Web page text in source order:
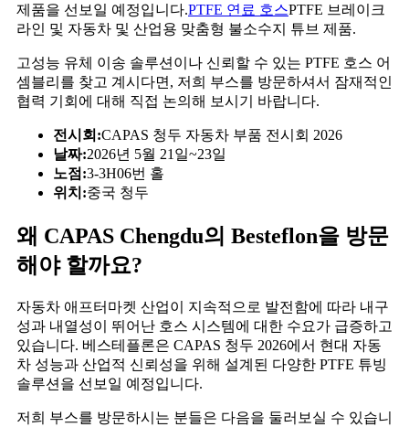
제품을 선보일 예정입니다.PTFE 연료 호스PTFE 브레이크
라인 및 자동차 및 산업용 맞춤형 불소수지 튜브 제품.
고성능 유체 이송 솔루션이나 신뢰할 수 있는 PTFE 호스 어
셈블리를 찾고 계시다면, 저희 부스를 방문하셔서 잠재적인
협력 기회에 대해 직접 논의해 보시기 바랍니다.
전시회:CAPAS 청두 자동차 부품 전시회 2026
날짜:2026년 5월 21일~23일
노점:3-3H06번 홀
위치:중국 청두
왜 CAPAS Chengdu의 Besteflon을 방문
해야 할까요?
자동차 애프터마켓 산업이 지속적으로 발전함에 따라 내구
성과 내열성이 뛰어난 호스 시스템에 대한 수요가 급증하고
있습니다. 베스테플론은 CAPAS 청두 2026에서 현대 자동
차 성능과 산업적 신뢰성을 위해 설계된 다양한 PTFE 튜빙
솔루션을 선보일 예정입니다.
저희 부스를 방문하시는 분들은 다음을 둘러보실 수 있습니